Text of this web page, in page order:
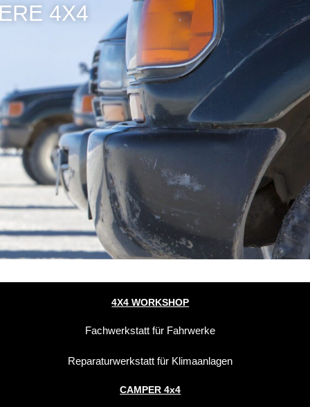
4X4
4X4 WORKSHOP
Fachwerkstatt für Fahrwerke
Reparaturwerkstatt für Klimaanlagen
CAMPER 4x4